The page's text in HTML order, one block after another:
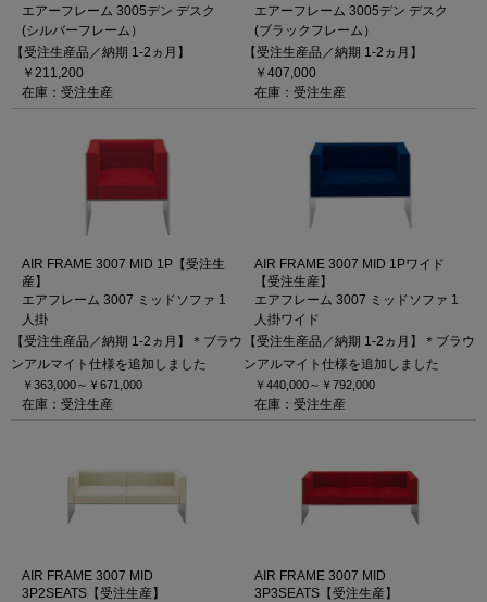
エアーフレーム 3005デン デスク
(シルバーフレーム）
【受注生産品／納期 1-2ヵ月】
￥211,200
在庫：受注生産
エアーフレーム 3005デン デスク
(ブラックフレーム）
【受注生産品／納期 1-2ヵ月】
￥407,000
在庫：受注生産
AIR FRAME 3007 MID 1P【受注生
産】
エアフレーム 3007 ミッドソファ 1
人掛
【受注生産品／納期 1-2ヵ月】＊ブラウ
ンアルマイト仕様を追加しました
￥363,000～ ￥671,000
在庫：受注生産
AIR FRAME 3007 MID 1Pワイド
【受注生産】
エアフレーム 3007 ミッドソファ 1
人掛ワイド
【受注生産品／納期 1-2ヵ月】＊ブラウ
ンアルマイト仕様を追加しました
￥440,000～ ￥792,000
在庫：受注生産
AIR FRAME 3007 MID
3P2SEATS【受注生産】
AIR FRAME 3007 MID
3P3SEATS【受注生産】